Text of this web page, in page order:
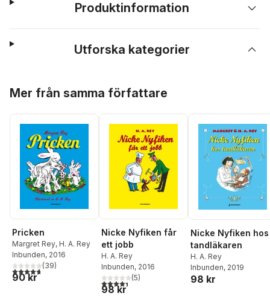
Produktinformation
Utforska kategorier
Mer från samma författare
Pricken
Margret Rey, H. A. Rey
Inbunden, 2016
4,7utav 5 stjärnor. Totalt antal röster:
(39)
90 kr
Nicke Nyfiken får
ett jobb
H. A. Rey
Inbunden, 2016
4,4utav 5 stjärnor. Totalt antal röster:
(5)
98 kr
Nicke Nyfiken hos
tandläkaren
H. A. Rey
Inbunden, 2019
98 kr